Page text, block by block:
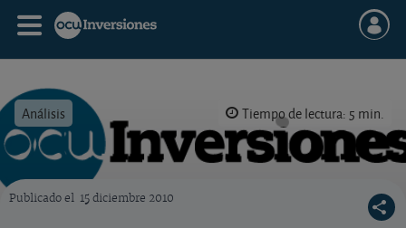
Análisis Tiempo de lectura: 5 min.
Publicado el 15 diciembre 2010